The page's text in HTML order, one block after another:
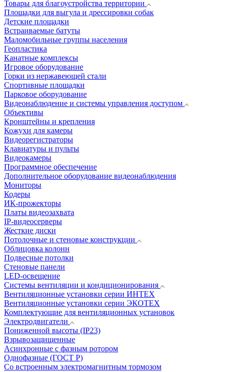
Товары для благоустройства территории
Площадки для выгула и дрессировки собак
Детские площадки
Встраиваемые батуты
Маломобильные группы населения
Геопластика
Канатные комплексы
Игровое оборудование
Горки из нержавеющей стали
Спортивные площадки
Парковое оборудование
Видеонаблюдение и системы управления доступом
Объективы
Кронштейны и крепления
Кожухи для камеры
Видеорегистраторы
Клавиатуры и пульты
Видеокамеры
Программное обеспечение
Дополнительное оборудование видеонаблюдения
Мониторы
Кодеры
ИК-прожекторы
Платы видеозахвата
IP-видеосерверы
Жесткие диски
Потолочные и стеновые конструкции
Облицовка колонн
Подвесные потолки
Стеновые панели
LED-освещение
Системы вентиляции и кондиционирования
Вентиляционные установки серии ИНТЕХ
Вентиляционные установки серии ЭКОТЕХ
Комплектующие для вентиляционных установок
Электродвигатели
Пониженной высоты (IP23)
Взрывозащищенные
Асинхронные с фазным ротором
Однофазные (ГОСТ Р)
Со встроенным электромагнитным тормозом